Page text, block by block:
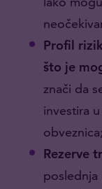
Profil
što je
znači da
investira
obveznica;
Rezerve
poslednja